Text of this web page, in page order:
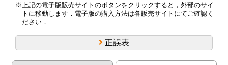
上記の電子版販売サイトのボタンをクリックすると，外部のサイ
トに移動します．電子版の購入方法は各販売サイトにてご確認く
ださい．
正誤表